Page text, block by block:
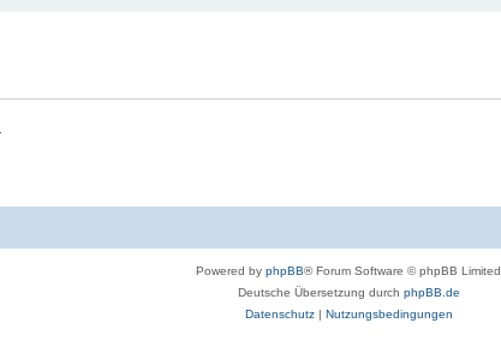
Powered by phpBB® Forum Software © phpBB Limited
Deutsche Übersetzung durch phpBB.de
Datenschutz| Nutzungsbedingungen